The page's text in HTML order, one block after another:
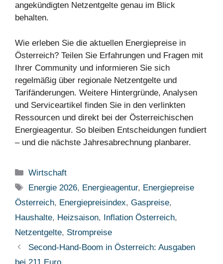
angekündigten Netzentgelte genau im Blick
behalten.
Wie erleben Sie die aktuellen Energiepreise in
Österreich? Teilen Sie Erfahrungen und Fragen mit
Ihrer Community und informieren Sie sich
regelmäßig über regionale Netzentgelte und
Tarifänderungen. Weitere Hintergründe, Analysen
und Serviceartikel finden Sie in den verlinkten
Ressourcen und direkt bei der Österreichischen
Energieagentur. So bleiben Entscheidungen fundiert
– und die nächste Jahresabrechnung planbarer.
Kategorien
Wirtschaft
Schlagwörter
Energie 2026, Energieagentur, Energiepreise
Österreich, Energiepreisindex, Gaspreise,
Haushalte, Heizsaison, Inflation Österreich,
Netzentgelte, Strompreise
Second-Hand-Boom in Österreich: Ausgaben